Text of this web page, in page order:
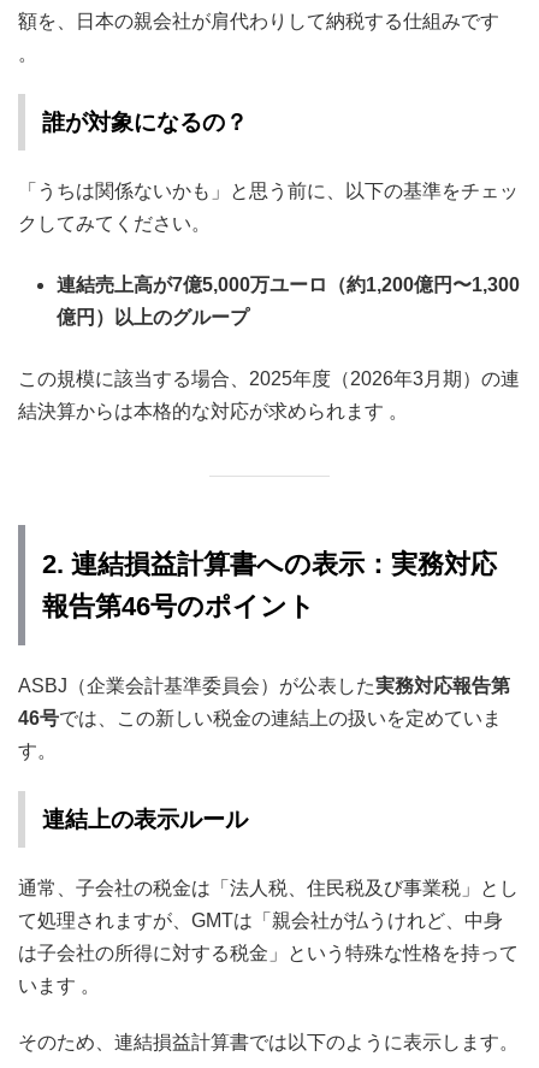
額を、日本の親会社が肩代わりして納税する仕組みです
。
誰が対象になるの？
「うちは関係ないかも」と思う前に、以下の基準をチェッ
クしてみてください。
連結売上高が7億5,000万ユーロ（約1,200億円〜1,300
億円）以上のグループ
この規模に該当する場合、2025年度（2026年3月期）の連
結決算からは本格的な対応が求められます 。
2. 連結損益計算書への表示：実務対応
報告第46号のポイント
ASBJ（企業会計基準委員会）が公表した実務対応報告第
46号では、この新しい税金の連結上の扱いを定めていま
す。
連結上の表示ルール
通常、子会社の税金は「法人税、住民税及び事業税」とし
て処理されますが、GMTは「親会社が払うけれど、中身
は子会社の所得に対する税金」という特殊な性格を持って
います 。
そのため、連結損益計算書では以下のように表示します。